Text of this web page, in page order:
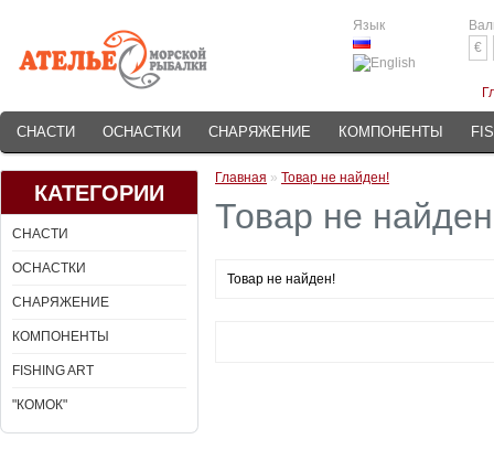
Язык
€
СНАСТИ ОСНАСТКИ СНАРЯЖЕНИЕ КОМПОНЕНТЫ
КАТЕГОРИИ
СНАСТИ
ОСНАСТКИ
СНАРЯЖЕНИЕ
КОМПОНЕНТЫ
FISHING ART
"КОМОК"
Главная » Товар не найден!
Товар не
Товар не найден!